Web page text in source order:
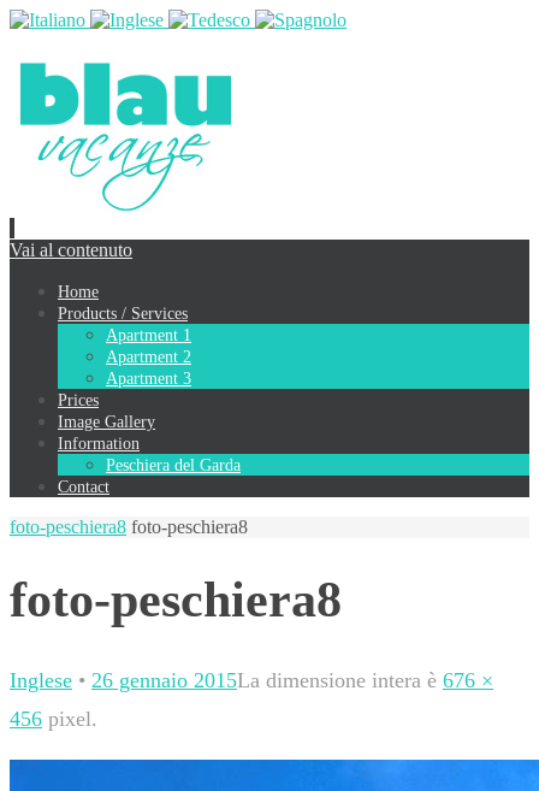
Vai al contenuto
Home
Products / Services
Apartment 1
Apartment 2
Apartment 3
Prices
Image Gallery
Information
Peschiera del Garda
Contact
foto-peschiera8 foto-peschiera8
foto-peschiera8
Inglese • 26 gennaio 2015La dimensione intera è 676 ×
456 pixel.